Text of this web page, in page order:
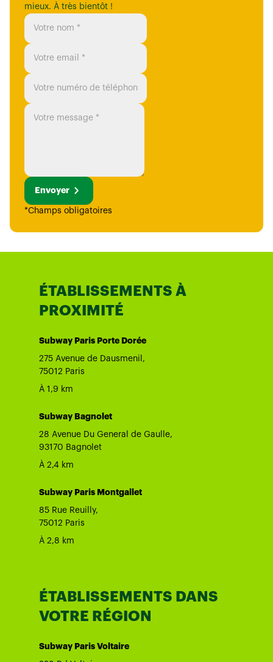
mieux. À très bientôt !
Envoyer
*Champs obligatoires
ÉTABLISSEMENTS À
PROXIMITÉ
Subway Paris Porte Dorée
275 Avenue de Dausmenil,
75012 Paris
À 1,9 km
Subway Bagnolet
28 Avenue Du General de Gaulle,
93170 Bagnolet
À 2,4 km
Subway Paris Montgallet
85 Rue Reuilly,
75012 Paris
À 2,8 km
ÉTABLISSEMENTS DANS
VOTRE RÉGION
Subway Paris Voltaire